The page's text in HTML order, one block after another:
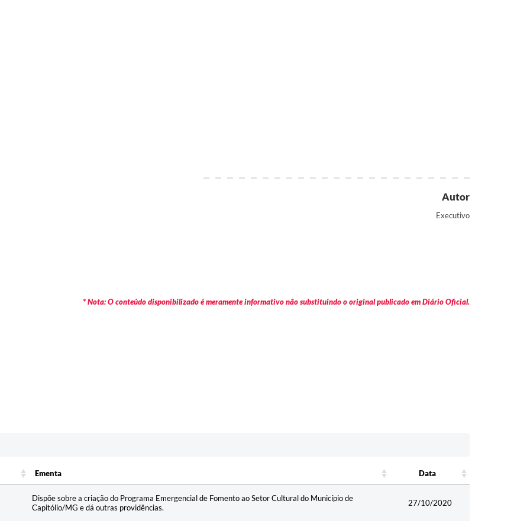
Autor
Executivo
* Nota: O conteúdo disponibilizado é meramente informativo não substituindo o original publicado em Diário Oficial.
Ementa
Data
Dispõe sobre a criação do Programa Emergencial de Fomento ao Setor Cultural do Município de
Capitólio/MG e dá outras providências.
27/10/2020